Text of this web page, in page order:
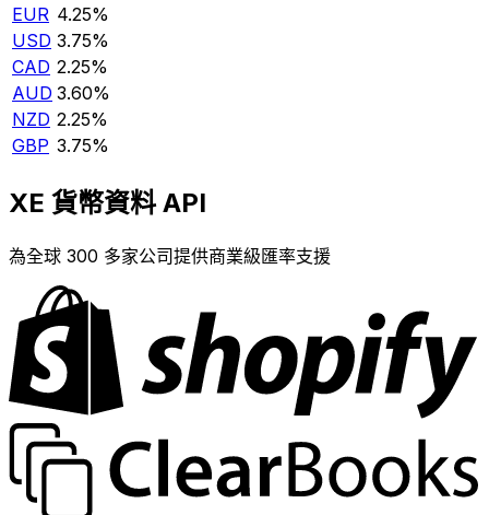
EUR 4.25%
USD 3.75%
CAD 2.25%
AUD 3.60%
NZD 2.25%
GBP 3.75%
XE 貨幣資料 API
為全球 300 多家公司提供商業級匯率支援